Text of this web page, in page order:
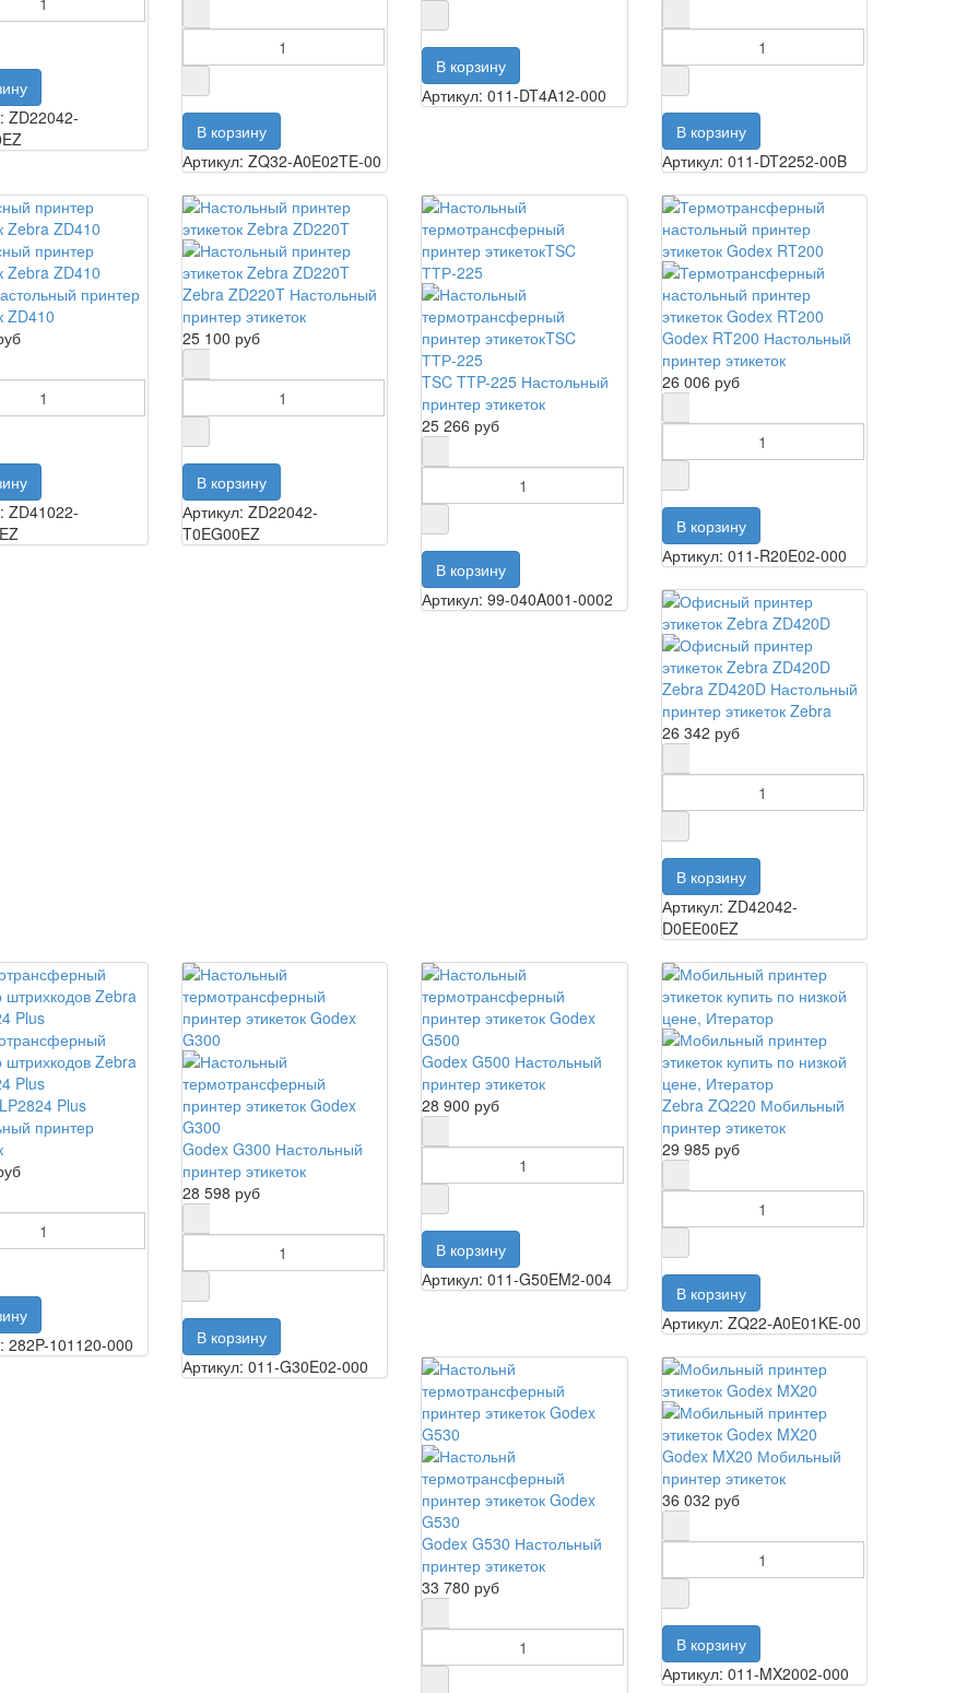
ZD22042-
Артикул: ZQ32-A0E02TE-00
Артикул: 011-DT4A12-000
Артикул: 011-DT2252-00B
принтер
ZD410
ZD41022-
Zebra ZD220T Настольный
принтер этикеток
25 100 руб
Артикул: ZD22042-
T0EG00EZ
TSC TTP-225 Настольный
принтер этикеток
25 266 руб
Артикул: 99-040A001-0002
Godex RT200 Настольный
принтер этикеток
26 006 руб
Артикул: 011-R20E02-000
Zebra ZD420D Настольный
принтер этикеток Zebra
26 342 руб
Артикул: ZD42042-
D0EE00EZ
Plus
принтер
282P-101120-000
Godex G300 Настольный
принтер этикеток
28 598 руб
Артикул: 011-G30E02-000
Godex G500 Настольный
принтер этикеток
28 900 руб
Артикул: 011-G50EM2-004
Zebra ZQ220 Мобильный
принтер этикеток
29 985 руб
Артикул: ZQ22-A0E01KE-00
Godex G530 Настольный
принтер этикеток
33 780 руб
Godex MX20 Мобильный
принтер этикеток
36 032 руб
Артикул: 011-MX2002-000